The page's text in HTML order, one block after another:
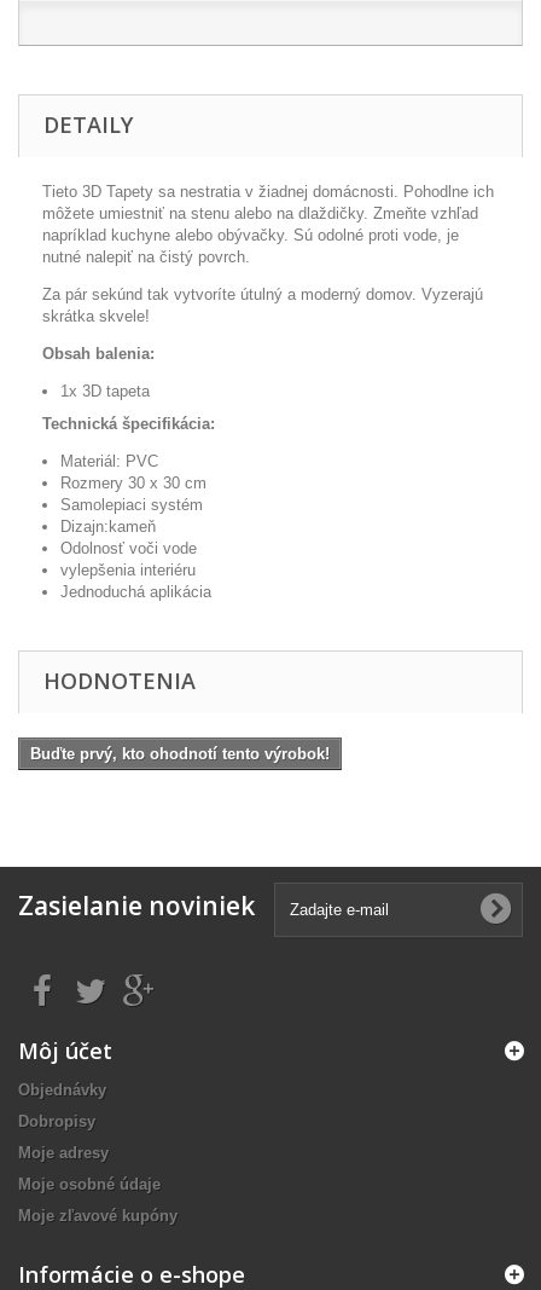
DETAILY
Tieto 3D Tapety sa nestratia v žiadnej domácnosti. Pohodlne ich
môžete umiestniť na stenu alebo na dlaždičky. Zmeňte vzhľad
napríklad kuchyne alebo obývačky. Sú odolné proti vode, je
nutné nalepiť na čistý povrch.
Za pár sekúnd tak vytvoríte útulný a moderný domov. Vyzerajú
skrátka skvele!
Obsah balenia:
1x 3D tapeta
Technická špecifikácia:
Materiál: PVC
Rozmery 30 x 30 cm
Samolepiaci systém
Dizajn:kameň
Odolnosť voči vode
vylepšenia interiéru
Jednoduchá aplikácia
HODNOTENIA
Buďte prvý, kto ohodnotí tento výrobok!
Zasielanie noviniek
Môj účet
Objednávky
Dobropisy
Moje adresy
Moje osobné údaje
Moje zľavové kupóny
Informácie o e-shope